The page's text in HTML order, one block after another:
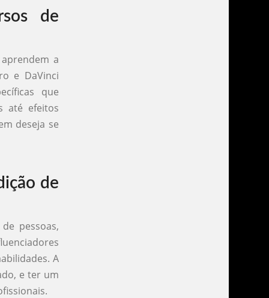
de
a
e DaVinci
que
até efeitos
deseja se
de
pessoas,
A
e ter um